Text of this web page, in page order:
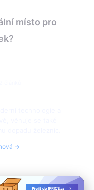
místo pro
→